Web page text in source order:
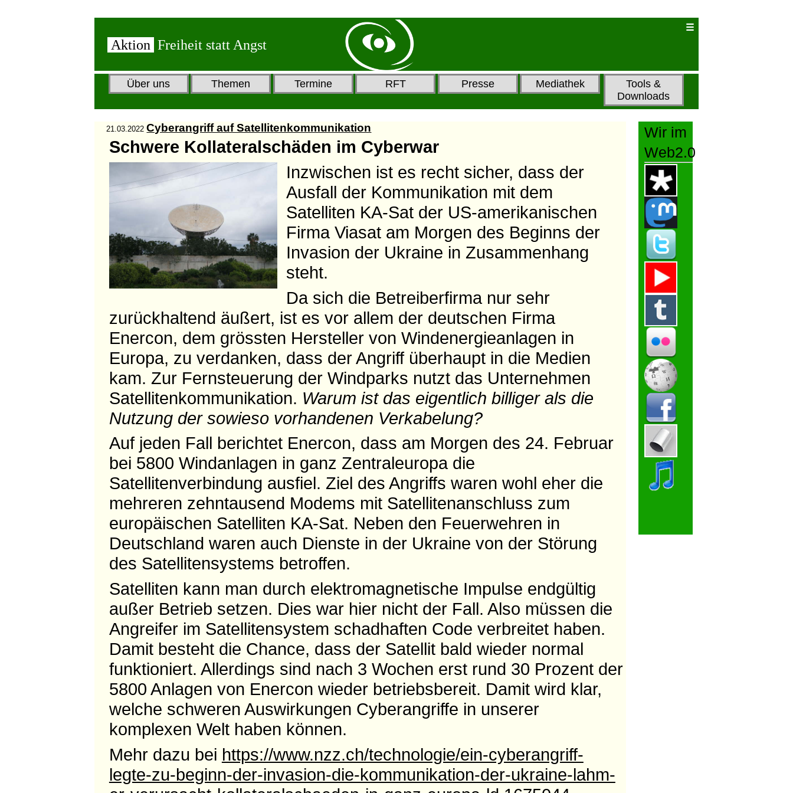
Aktion Freiheit statt Angst
Über uns Themen Termine RFT Presse Mediathek
Tools &
Downloads
21.03.2022 Cyberangriff auf Satellitenkommunikation
Schwere Kollateralschäden im Cyberwar
Inzwischen ist es recht sicher, dass der
Ausfall der Kommunikation mit dem
Satelliten KA-Sat der US-amerikanischen
Firma Viasat am Morgen des Beginns der
Invasion der Ukraine in Zusammenhang
steht.
Da sich die Betreiberfirma nur sehr
zurückhaltend äußert, ist es vor allem der deutschen Firma
Enercon, dem grössten Hersteller von Windenergieanlagen in
Europa, zu verdanken, dass der Angriff überhaupt in die Medien
kam. Zur Fernsteuerung der Windparks nutzt das Unternehmen
Satellitenkommunikation. Warum ist das eigentlich billiger als die
Nutzung der sowieso vorhandenen Verkabelung?
Auf jeden Fall berichtet Enercon, dass am Morgen des 24. Februar
bei 5800 Windanlagen in ganz Zentraleuropa die
Satellitenverbindung ausfiel. Ziel des Angriffs waren wohl eher die
mehreren zehntausend Modems mit Satellitenanschluss zum
europäischen Satelliten KA-Sat. Neben den Feuerwehren in
Deutschland waren auch Dienste in der Ukraine von der Störung
des Satellitensystems betroffen.
Satelliten kann man durch elektromagnetische Impulse endgültig
außer Betrieb setzen. Dies war hier nicht der Fall. Also müssen die
Angreifer im Satellitensystem schadhaften Code verbreitet haben.
Damit besteht die Chance, dass der Satellit bald wieder normal
funktioniert. Allerdings sind nach 3 Wochen erst rund 30 Prozent der
5800 Anlagen von Enercon wieder betriebsbereit. Damit wird klar,
welche schweren Auswirkungen Cyberangriffe in unserer
komplexen Welt haben können.
Mehr dazu bei https://www.nzz.ch/technologie/ein-cyberangriff-
legte-zu-beginn-der-invasion-die-kommunikation-der-ukraine-lahm-
Wir im
Web2.0